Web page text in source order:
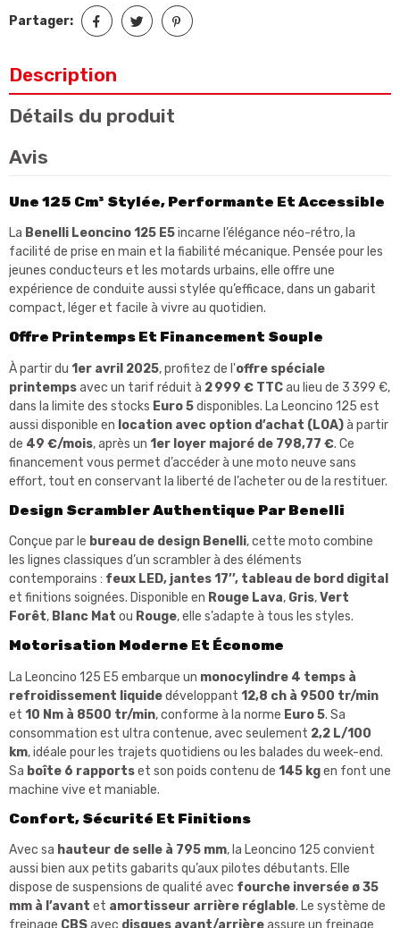
Partager:
Description
Détails du produit
Avis
Une 125 Cm³ Stylée, Performante Et Accessible
La Benelli Leoncino 125 E5incarne l’élégance néo-rétro, la
facilité de prise en main et la fiabilité mécanique. Pensée pour les
jeunes conducteurs et les motards urbains, elle offre une
expérience de conduite aussi stylée qu’efficace, dans un gabarit
compact, léger et facile à vivre au quotidien.
Offre Printemps Et Financement Souple
À partir du 1er avril 2025, profitez de l'offre spéciale
printempsavec un tarif réduit à 2 999 € TTCau lieu de 3 399 €,
dans la limite des stocks Euro 5disponibles. La Leoncino 125 est
aussi disponible en location avec option d’achat (LOA)à partir
de 49 €/mois, après un 1er loyer majoré de 798,77 €. Ce
financement vous permet d’accéder à une moto neuve sans
effort, tout en conservant la liberté de l’acheter ou de la restituer.
Design Scrambler Authentique Par Benelli
Conçue par le bureau de design Benelli, cette moto combine
les lignes classiques d’un scrambler à des éléments
contemporains : feux LED, jantes 17’’, tableau de bord digital
et finitions soignées. Disponible en Rouge Lava, Gris,Vert
Forêt, Blanc Mat ou Rouge, elle s’adapte à tous les styles.
Motorisation Moderne Et Économe
La Leoncino 125 E5 embarque un monocylindre 4 temps à
refroidissement liquidedéveloppant 12,8 ch à 9500 tr/min
et 10 Nm à 8500 tr/min, conforme à la norme Euro 5. Sa
consommation est ultra contenue, avec seulement 2,2 L/100
km, idéale pour les trajets quotidiens ou les balades du week-end.
Sa boîte 6 rapportset son poids contenu de 145 kgen font une
machine vive et maniable.
Confort, Sécurité Et Finitions
Avec sa hauteur de selle à 795 mm, la Leoncino 125 convient
aussi bien aux petits gabarits qu’aux pilotes débutants. Elle
dispose de suspensions de qualité avec fourche inversée ø 35
mm à l’avant et amortisseur arrière réglable. Le système de